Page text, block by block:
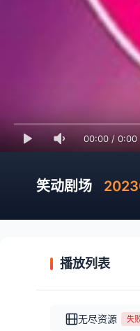
00:00 / 0:00
笑动剧场
播放列表
无尽资源 失